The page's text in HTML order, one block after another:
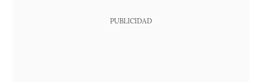
PUBLICIDAD